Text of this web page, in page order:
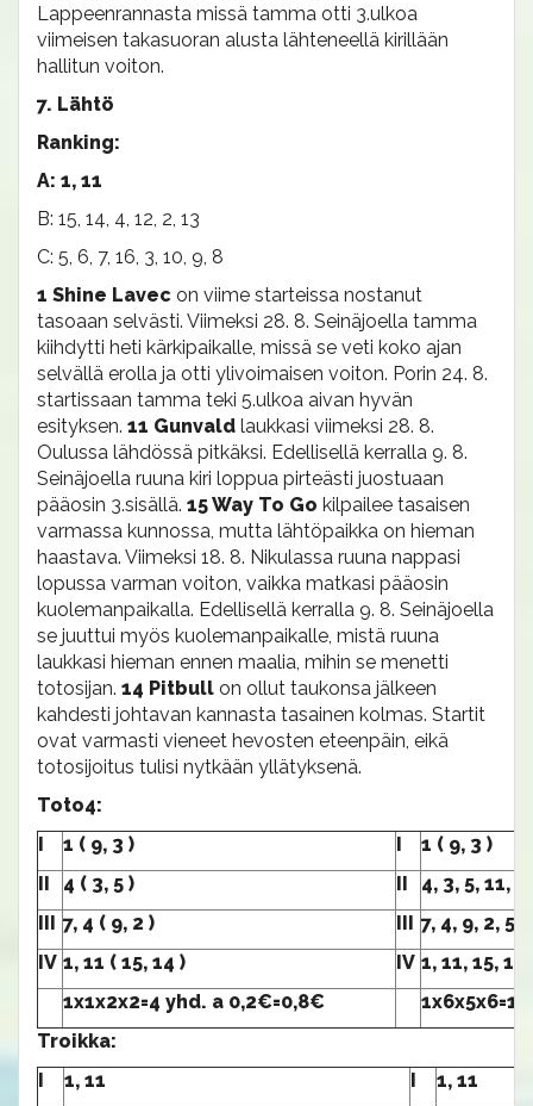
Lappeenrannasta missä tamma otti 3.ulkoa
viimeisen takasuoran alusta lähteneellä kirillään
hallitun voiton.
7. Lähtö
Ranking:
A: 1, 11
B: 15, 14, 4, 12, 2, 13
C: 5, 6, 7, 16, 3, 10, 9, 8
1 Shine Lavec on viime starteissa nostanut
tasoaan selvästi. Viimeksi 28. 8. Seinäjoella tamma
kiihdytti heti kärkipaikalle, missä se veti koko ajan
selvällä erolla ja otti ylivoimaisen voiton. Porin 24. 8.
startissaan tamma teki 5.ulkoa aivan hyvän
esityksen. 11 Gunvald laukkasi viimeksi 28. 8.
Oulussa lähdössä pitkäksi. Edellisellä kerralla 9. 8.
Seinäjoella ruuna kiri loppua pirteästi juostuaan
pääosin 3.sisällä. 15 Way To Go kilpailee tasaisen
varmassa kunnossa, mutta lähtöpaikka on hieman
haastava. Viimeksi 18. 8. Nikulassa ruuna nappasi
lopussa varman voiton, vaikka matkasi pääosin
kuolemanpaikalla. Edellisellä kerralla 9. 8. Seinäjoella
se juuttui myös kuolemanpaikalle, mistä ruuna
laukkasi hieman ennen maalia, mihin se menetti
totosijan. 14 Pitbull on ollut taukonsa jälkeen
kahdesti johtavan kannasta tasainen kolmas. Startit
ovat varmasti vieneet hevosten eteenpäin, eikä
totosijoitus tulisi nytkään yllätyksenä.
Toto4:
I
1 ( 9, 3 ) I
1 ( 9, 3 )
II
4 ( 3, 5 ) II
4, 3, 5, 11,
III 7, 4 ( 9, 2 ) III 7, 4, 9, 2, 5 (
IV 1, 11 ( 15, 14 ) IV 1, 11, 15,
1x1x2x2=4 yhd. a 0,2€=0,8€
Troikka:
I
1, 11 I
1, 11